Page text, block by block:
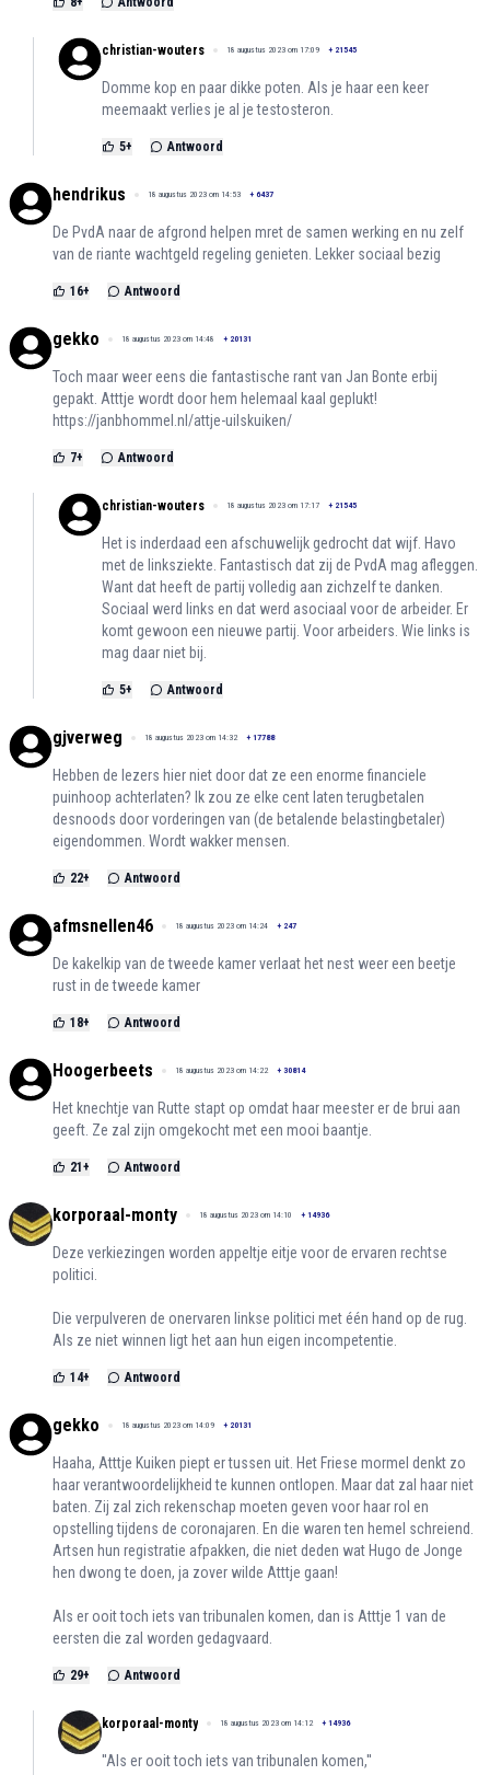
christian-wouters 18 augustus 2023 om 17:09 + 21545
Domme kop en paar dikke poten. Als je haar een keer
meemaakt verlies je al je testosteron.
5+ Antwoord
hendrikus 18 augustus 2023 om 14:53 + 6437
De PvdA naar de afgrond helpen mret de samen werking en nu zelf
van de riante wachtgeld regeling genieten. Lekker sociaal bezig
16+ Antwoord
gekko 18 augustus 2023 om 14:48 + 20131
Toch maar weer eens die fantastische rant van Jan Bonte erbij
gepakt. Atttje wordt door hem helemaal kaal geplukt!
https://janbhommel.nl/attje-uilskuiken/
7+ Antwoord
christian-wouters 18 augustus 2023 om 17:17 + 21545
Het is inderdaad een afschuwelijk gedrocht dat wijf. Havo
met de linksziekte. Fantastisch dat zij de PvdA mag afleggen.
Want dat heeft de partij volledig aan zichzelf te danken.
Sociaal werd links en dat werd asociaal voor de arbeider. Er
komt gewoon een nieuwe partij. Voor arbeiders. Wie links is
mag daar niet bij.
5+ Antwoord
gjverweg 18 augustus 2023 om 14:32 + 17788
Hebben de lezers hier niet door dat ze een enorme financiele
puinhoop achterlaten? Ik zou ze elke cent laten terugbetalen
desnoods door vorderingen van (de betalende belastingbetaler)
eigendommen. Wordt wakker mensen.
22+ Antwoord
afmsnellen46 18 augustus 2023 om 14:24 + 247
De kakelkip van de tweede kamer verlaat het nest weer een beetje
rust in de tweede kamer
18+ Antwoord
Hoogerbeets 18 augustus 2023 om 14:22 + 30814
Het knechtje van Rutte stapt op omdat haar meester er de brui aan
geeft. Ze zal zijn omgekocht met een mooi baantje.
21 + Antwoord
korporaal-monty 18 augustus 2023 om 14:10 + 14936
Deze verkiezingen worden appeltje eitje voor de ervaren rechtse
politici.
Die verpulveren de onervaren linkse politici met één hand op de rug.
Als ze niet winnen ligt het aan hun eigen incompetentie.
14+ Antwoord
gekko 18 augustus 2023 om 14:09 + 20131
Haaha, Atttje Kuiken piept er tussen uit. Het Friese mormel denkt zo
haar verantwoordelijkheid te kunnen ontlopen. Maar dat zal haar niet
baten. Zij zal zich rekenschap moeten geven voor haar rol en
opstelling tijdens de coronajaren. En die waren ten hemel schreiend.
Artsen hun registratie afpakken, die niet deden wat Hugo de Jonge
hen dwong te doen, ja zover wilde Atttje gaan!
Als er ooit toch iets van tribunalen komen, dan is Atttje 1 van de
eersten die zal worden gedagvaard.
29+ Antwoord
korporaal-monty 18 augustus 2023 om 14:12 + 14936
''Als er ooit toch iets van tribunalen komen,''